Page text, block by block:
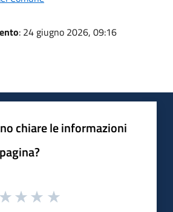
: 24 giugno 2026, 09:16
chiare le informazioni